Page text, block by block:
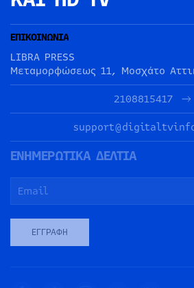
ΕΠΙΚΟΙΝΩΝΙΑ
LIBRA PRESS
Μεταμορφώσεως 11, Μοσχάτο
2108815417
ΕΝΗΜΕΡΩΤΙΚΑ ΔΕΛΤΙΑ
ΕΓΓΡΑΦΉ